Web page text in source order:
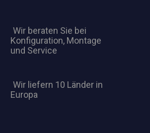
Wir beraten Sie bei
Konfiguration, Montage
und Service
Wir liefern 10 Länder in
Europa